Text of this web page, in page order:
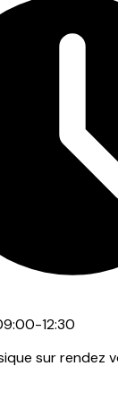
12:30
sur rendez